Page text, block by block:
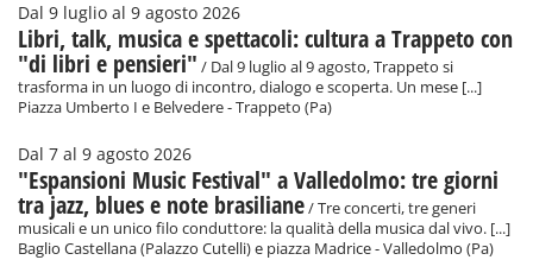
Dal 9 luglio al 9 agosto 2026
Libri, talk, musica e spettacoli: cultura a Trappeto con
"di libri e pensieri" / Dal 9 luglio al 9 agosto, Trappeto si
trasforma in un luogo di incontro, dialogo e scoperta. Un mese [...]
Piazza Umberto I e Belvedere - Trappeto (Pa)
Dal 7 al 9 agosto 2026
"Espansioni Music Festival" a Valledolmo: tre giorni
tra jazz, blues e note brasiliane/ Tre concerti, tre generi
musicali e un unico filo conduttore: la qualità della musica dal vivo. [...]
Baglio Castellana (Palazzo Cutelli) e piazza Madrice - Valledolmo (Pa)